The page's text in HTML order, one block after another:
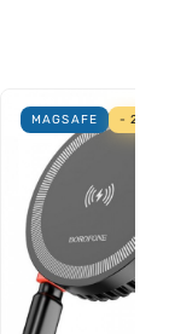
MAGSAFE - 20%